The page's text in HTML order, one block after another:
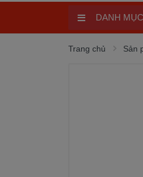
Xe máy 50cc
Quay số trúng
DANH
Trang chủ Sản